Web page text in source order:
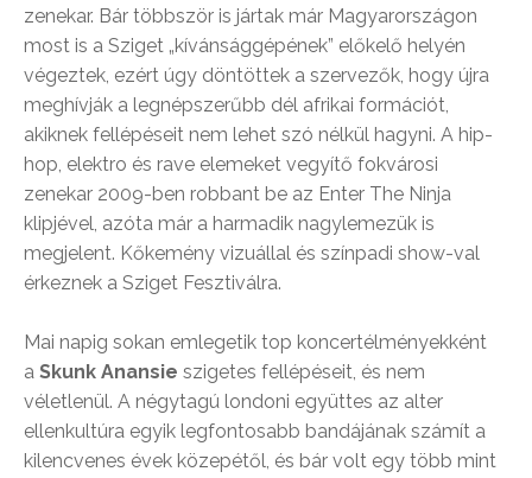
zenekar. Bár többször is jártak már Magyarországon
most is a Sziget „kívánsággépének” előkelő helyén
végeztek, ezért úgy döntöttek a szervezők, hogy újra
meghívják a legnépszerűbb dél afrikai formációt,
akiknek fellépéseit nem lehet szó nélkül hagyni. A hip-
hop, elektro és rave elemeket vegyítő fokvárosi
zenekar 2009-ben robbant be az Enter The Ninja
klipjével, azóta már a harmadik nagylemezük is
megjelent. Kőkemény vizuállal és színpadi show-val
érkeznek a Sziget Fesztiválra.
Mai napig sokan emlegetik top koncertélményekként
a Skunk Anansie szigetes fellépéseit, és nem
véletlenül. A négytagú londoni együttes az alter
ellenkultúra egyik legfontosabb bandájának számít a
kilencvenes évek közepétől, és bár volt egy több mint